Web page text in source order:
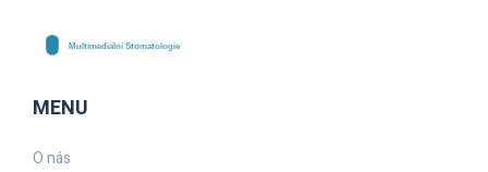
MENU
O nás